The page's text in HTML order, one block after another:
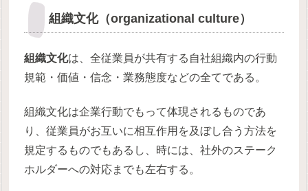
組織文化（organizational culture）
組織文化は、全従業員が共有する自社組織内の行動
規範・価値・信念・業務態度などの全てである。
組織文化は企業行動でもって体現されるものであ
り、従業員がお互いに相互作用を及ぼし合う方法を
規定するものでもあるし、時には、社外のステーク
ホルダーへの対応までも左右する。